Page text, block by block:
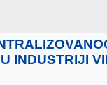
INDUSTRIJI